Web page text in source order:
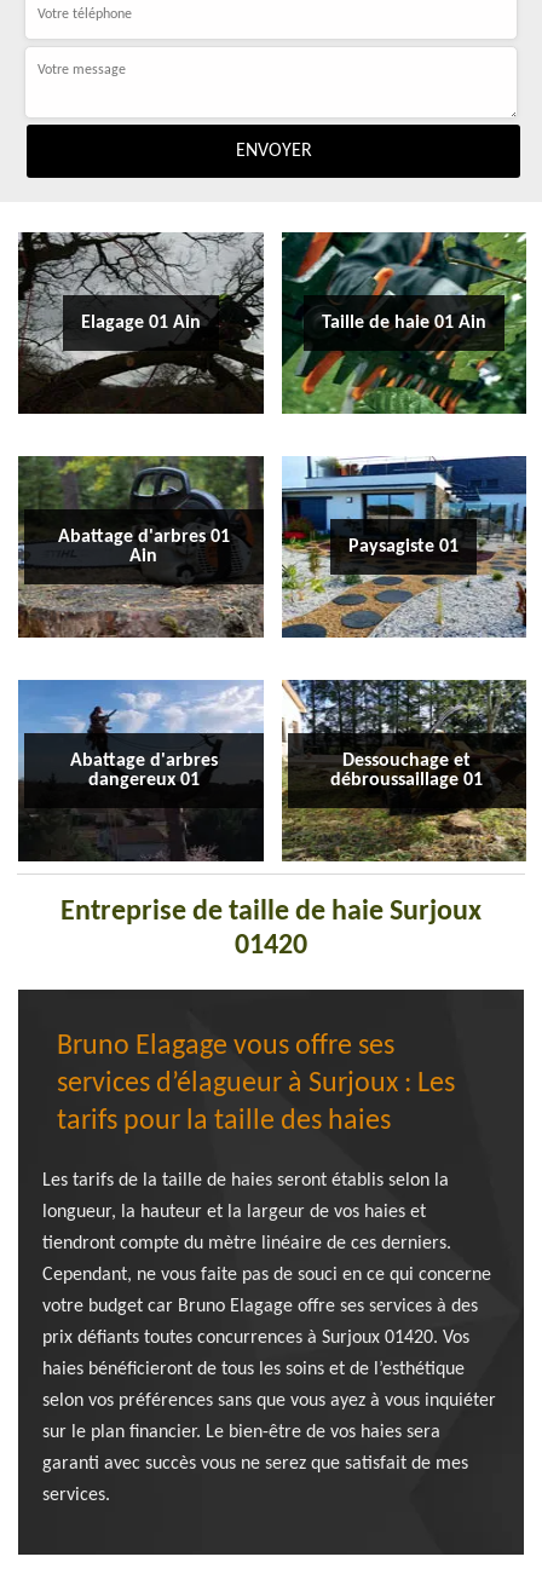
Elagage 01 Ain Taille de haie 01 Ain
Abattage d'arbres 01
Ain
Paysagiste 01
Abattage d'arbres
dangereux 01
Dessouchage et
débroussaillage 01
Entreprise de taille de haie Surjoux
01420
Bruno Elagage vous offre ses
services d’élagueur à Surjoux : Les
tarifs pour la taille des haies
Les tarifs de la taille de haies seront établis selon la
longueur, la hauteur et la largeur de vos haies et
tiendront compte du mètre linéaire de ces derniers.
Cependant, ne vous faite pas de souci en ce qui concerne
votre budget car Bruno Elagage offre ses services à des
prix défiants toutes concurrences à Surjoux 01420. Vos
haies bénéficieront de tous les soins et de l’esthétique
selon vos préférences sans que vous ayez à vous inquiéter
sur le plan financier. Le bien-être de vos haies sera
garanti avec succès vous ne serez que satisfait de mes
services.